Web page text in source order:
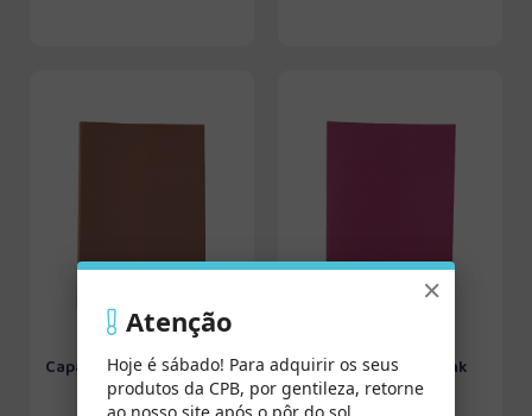
Capa de Lição - Caramelo Capa de Lição - Pink
×
Atenção
Hoje é sábado! Para adquirir os seus
produtos da CPB, por gentileza, retorne